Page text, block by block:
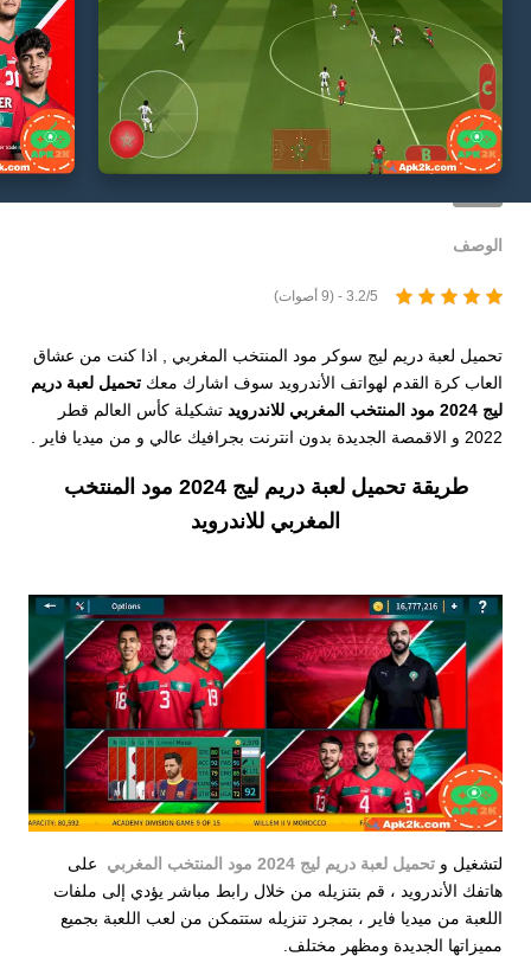
الوصف
3.2/5 - (9 أصوات)
تحميل لعبة دريم ليج سوكر مود المنتخب المغربي , اذا كنت من عشاق
العاب كرة القدم لهواتف الأندرويد سوف اشارك معك تحميل لعبة دريم
ليج 2024 مود المنتخب المغربي للاندرويد
تشكيلة كأس العالم قطر
2022 و الاقمصة الجديدة بدون انترنت بجرافيك عالي و من ميديا فاير .
طريقة تحميل لعبة دريم ليج 2024 مود المنتخب
المغربي للاندرويد
لتشغيل و تحميل لعبة دريم ليج 2024 مود المنتخب المغربي
على
هاتفك الأندرويد ، قم بتنزيله من خلال رابط مباشر يؤدي إلى ملفات
اللعبة من ميديا فاير ، بمجرد تنزيله ستتمكن من لعب اللعبة بجميع
مميزاتها الجديدة ومظهر مختلف.